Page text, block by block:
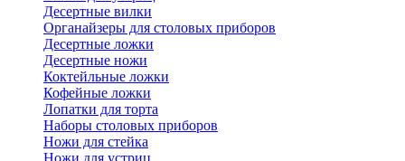
Десертные вилки
Органайзеры для столовых приборов
Десертные ложки
Десертные ножи
Коктейльные ложки
Кофейные ложки
Лопатки для торта
Наборы столовых приборов
Ножи для стейка
Ножи для устриц